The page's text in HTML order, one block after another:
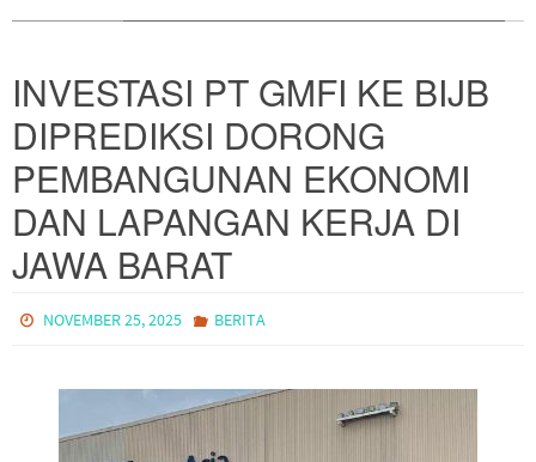
INVESTASI PT GMFI KE BIJB
DIPREDIKSI DORONG
PEMBANGUNAN EKONOMI
DAN LAPANGAN KERJA DI
JAWA BARAT
NOVEMBER 25, 2025 BERITA